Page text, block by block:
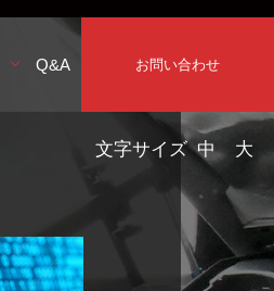
Q&A お問い合わせ
文字サイズ 中 大